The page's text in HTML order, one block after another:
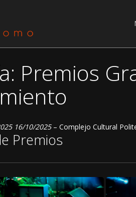
Premios
16/10/2025– Complejo Cultural
Premios